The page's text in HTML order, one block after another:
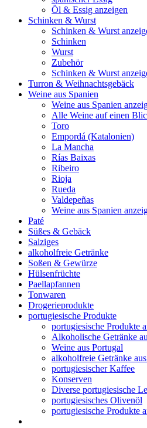
Öl & Essig anzeigen
Schinken & Wurst
Schinken & Wurst
Schinken
Wurst
Zubehör
Schinken & Wurst
Turron & Weihnachtsgebäck
Weine aus Spanien
Weine aus Spanien
Alle Weine auf einen
Toro
Empordá (Katalonien)
La Mancha
Rías Baixas
Ribeiro
Rioja
Rueda
Valdepeñas
Weine aus Spanien
Paté
Süßes & Gebäck
Salziges
alkoholfreie Getränke
Soßen & Gewürze
Hülsenfrüchte
Paellapfannen
Tonwaren
Drogerieprodukte
portugiesische Produkte
portugiesische Produkte
Alkoholische Getränke
Weine aus Portugal
alkoholfreie Getränke
portugiesischer Kaffee
Konserven
Diverse portugiesische
portugiesisches Olivenöl
portugiesische Produkte